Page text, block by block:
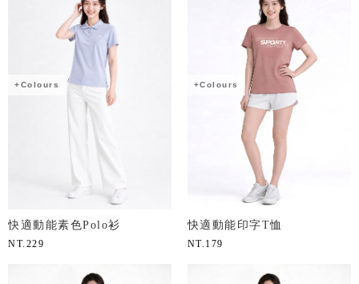
+Colours
快適動能素色Polo衫
NT. 229
+Colours
快適動能印字T恤
NT. 179